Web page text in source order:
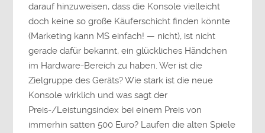
darauf hinzuweisen, dass die Konsole vielleicht
doch keine so große Käuferschicht finden könnte
(Marketing kann MS einfach! — nicht), ist nicht
gerade dafür bekannt, ein glückliches Händchen
im Hardware-Bereich zu haben. Wer ist die
Zielgruppe des Geräts? Wie stark ist die neue
Konsole wirklich und was sagt der
Preis-/Leistungsindex bei einem Preis von
immerhin satten 500 Euro? Laufen die alten Spiele